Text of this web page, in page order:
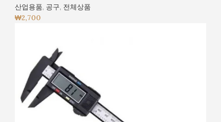
산업용품, 공구, 전체상품
₩2,700